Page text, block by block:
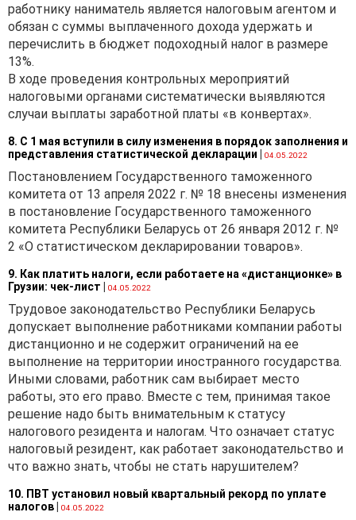
работнику наниматель является налоговым агентом и
обязан с суммы выплаченного дохода удержать и
перечислить в бюджет подоходный налог в размере
13%.
В ходе проведения контрольных мероприятий
налоговыми органами систематически выявляются
случаи выплаты заработной платы «в конвертах».
8. С 1 мая вступили в силу изменения в порядок заполнения и
представления статистической декларации | 04.05.2022
Постановлением Государственного таможенного
комитета от 13 апреля 2022 г. № 18 внесены изменения
в постановление Государственного таможенного
комитета Республики Беларусь от 26 января 2012 г. №
2 «О статистическом декларировании товаров».
9. Как платить налоги, если работаете на «дистанционке» в
Грузии: чек-лист | 04.05.2022
Трудовое законодательство Республики Беларусь
допускает выполнение работниками компании работы
дистанционно и не содержит ограничений на ее
выполнение на территории иностранного государства.
Иными словами, работник сам выбирает место
работы, это его право. Вместе с тем, принимая такое
решение надо быть внимательным к статусу
налогового резидента и налогам. Что означает статус
налоговый резидент, как работает законодательство и
что важно знать, чтобы не стать нарушителем?
10. ПВТ установил новый квартальный рекорд по уплате
налогов| 04.05.2022